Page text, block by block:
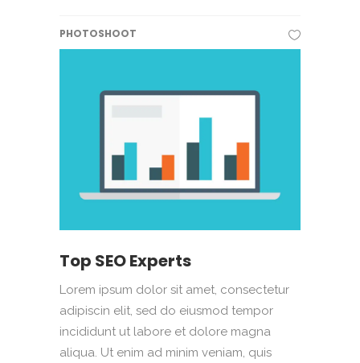
PHOTOSHOOT
Top SEO Experts
Lorem ipsum dolor sit amet, consectetur
adipiscin elit, sed do eiusmod tempor
incididunt ut labore et dolore magna
aliqua. Ut enim ad minim veniam, quis